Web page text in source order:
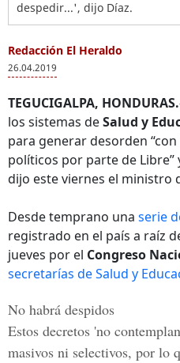
despedir...', dijo Díaz.
Redacción El Heraldo
26.04.2019
TEGUCIGALPA, HONDURAS.
los sistemas deSalud y
para generar desorden
políticos por parte de Libre”
dijo este viernes el ministro
Desde temprano una serie
registrado en el país a raíz
jueves por el Congreso
secretarías de Salud y
No habrá despidos
Estos decretos 'no
masivos ni selectivos, por lo